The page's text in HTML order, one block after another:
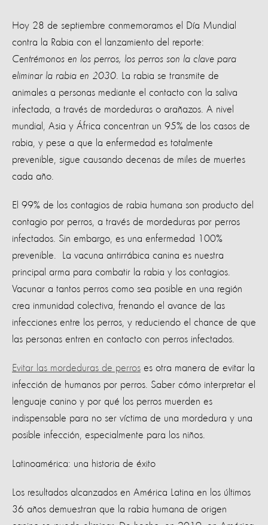
Hoy 28 de septiembre conmemoramos el Día Mundial
contra la Rabia con el lanzamiento del reporte:
Centrémonos en los perros, los perros son la clave para
eliminar la rabia en 2030 . La rabia se transmite de
animales a personas mediante el contacto con la saliva
infectada, a través de mordeduras o arañazos. A nivel
mundial, Asia y África concentran un 95% de los casos de
rabia, y pese a que la enfermedad es totalmente
prevenible, sigue causando decenas de miles de muertes
cada año.
El 99% de los contagios de rabia humana son producto del
contagio por perros, a través de mordeduras por perros
infectados. Sin embargo, es una enfermedad 100%
prevenible. La vacuna antirrábica canina es nuestra
principal arma para combatir la rabia y los contagios.
Vacunar a tantos perros como sea posible en una región
crea inmunidad colectiva, frenando el avance de las
infecciones entre los perros, y reduciendo el chance de que
las personas entren en contacto con perros infectados.
Evitar las mordeduras de perros es otra manera de evitar la
infección de humanos por perros. Saber cómo interpretar el
lenguaje canino y por qué los perros muerden es
indispensable para no ser víctima de una mordedura y una
posible infección, especialmente para los niños.
Latinoamérica: una historia de éxito
Los resultados alcanzados en América Latina en los últimos
36 años demuestran que la rabia humana de origen